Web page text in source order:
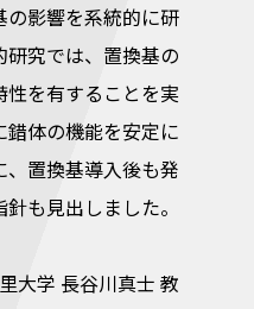
影響を系統的に研
究では、置換基の
を有することを実
体の機能を安定に
置換基導入後も発
も見出しました。
大学 長谷川真士 教